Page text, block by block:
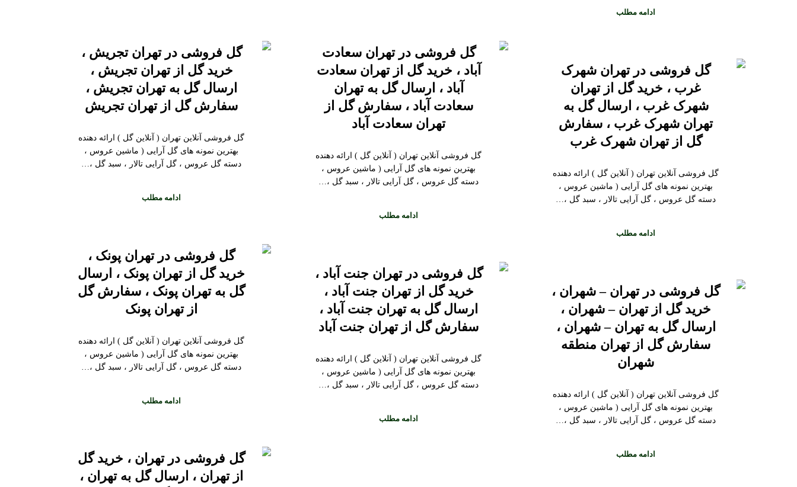
ادامه مطلب
گل فروشی در تهران تجریش ،
خرید گل از تهران تجریش ،
ارسال گل به تهران تجریش ،
سفارش گل از تهران تجریش
گل فروشی آنلاین تهران ( آنلاین گل ) ارائه دهنده
بهترین نمونه های گل آرایی ( ماشین عروس ،
دسته گل عروس ، گل آرایی تالار ، سبد گل ،…
ادامه مطلب
گل فروشی در تهران سعادت
آباد ، خرید گل از تهران سعادت
آباد ، ارسال گل به تهران
سعادت آباد ، سفارش گل از
تهران سعادت آباد
گل فروشی آنلاین تهران ( آنلاین گل ) ارائه دهنده
بهترین نمونه های گل آرایی ( ماشین عروس ،
دسته گل عروس ، گل آرایی تالار ، سبد گل ،…
ادامه مطلب
گل فروشی در تهران شهرک
غرب ، خرید گل از تهران
شهرک غرب ، ارسال گل به
تهران شهرک غرب ، سفارش
گل از تهران شهرک غرب
گل فروشی آنلاین تهران ( آنلاین گل ) ارائه دهنده
بهترین نمونه های گل آرایی ( ماشین عروس ،
دسته گل عروس ، گل آرایی تالار ، سبد گل ،…
ادامه مطلب
گل فروشی در تهران پونک ،
خرید گل از تهران پونک ، ارسال
گل به تهران پونک ، سفارش گل
از تهران پونک
گل فروشی آنلاین تهران ( آنلاین گل ) ارائه دهنده
بهترین نمونه های گل آرایی ( ماشین عروس ،
دسته گل عروس ، گل آرایی تالار ، سبد گل ،…
ادامه مطلب
گل فروشی در تهران جنت آباد ،
خرید گل از تهران جنت آباد ،
ارسال گل به تهران جنت آباد ،
سفارش گل از تهران جنت آباد
گل فروشی آنلاین تهران ( آنلاین گل ) ارائه دهنده
بهترین نمونه های گل آرایی ( ماشین عروس ،
دسته گل عروس ، گل آرایی تالار ، سبد گل ،…
ادامه مطلب
گل فروشی در تهران – شهران ،
خرید گل از تهران – شهران ،
ارسال گل به تهران – شهران ،
سفارش گل از تهران منطقه
شهران
گل فروشی آنلاین تهران ( آنلاین گل ) ارائه دهنده
بهترین نمونه های گل آرایی ( ماشین عروس ،
دسته گل عروس ، گل آرایی تالار ، سبد گل ،…
ادامه مطلب
گل فروشی در تهران ، خرید گل
از تهران ، ارسال گل به تهران ،